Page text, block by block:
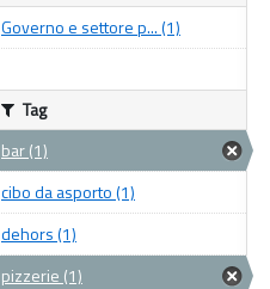
Governo e settore p... (1)
Tag
bar (1)
cibo da asporto (1)
dehors (1)
pizzerie (1)